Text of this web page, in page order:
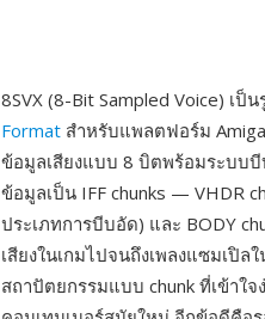
8SVX (8-Bit Sampled Voice) เ
Format สำหรับแพลตฟอร์ม
ข้อมูลเสียงแบบ 8 บิตพร้อมระบบ
ข้อมูลเป็น IFF chunks — VHDR
ประเภทการบีบอัด) และ BODY
เสียงในเกมไปจนถึงเพลงแซมเปิ
สถาปัตยกรรมแบบ chunk ที่เข้าใ